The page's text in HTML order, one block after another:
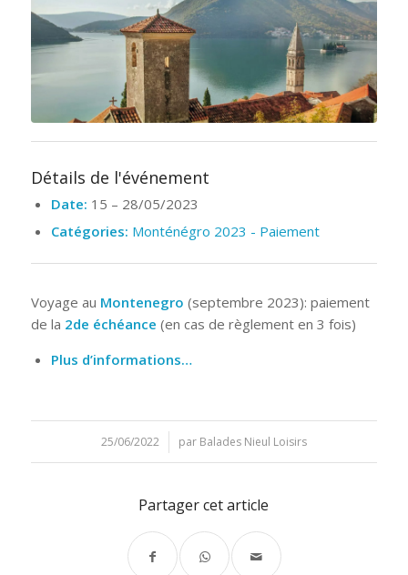
Détails de l'événement
Date: 15 – 28/05/2023
Catégories: Monténégro 2023 - Paiement
Voyage au Montenegro (septembre 2023): paiement
de la 2de échéance (en cas de règlement en 3 fois)
Plus d’informations…
25/06/2022
/ par Balades Nieul Loisirs
Partager cet article